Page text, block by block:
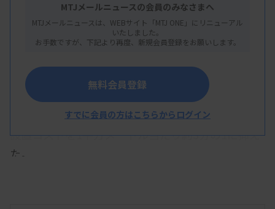
キオスクは、ビルのフロアなどにも設置可能なコン
パクトな細胞培養・加工ユニット。ユニット内に安
管、解凍・調製、品質試験などを行う。2025年12
月に再生医療等安全性確保法の細胞培養加工施設
（CPC）の許可を取得した。従来型施設と比較して
設置コストを1平方メートル当たり約3分の1に抑え
た。
MTJメールニュースの会員のみなさまへ
MTJメールニュースは、WEBサイト「MTJ ONE」にリニューアル
いたしました。
お手数ですが、下記より再度、新規会員登録をお願いします。
無料会員登録
すでに会員の方はこちらからログイン